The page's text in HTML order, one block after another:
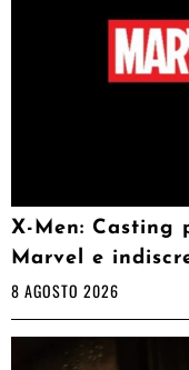
X-Men: Casting
Marvel e
8 AGOSTO 2026